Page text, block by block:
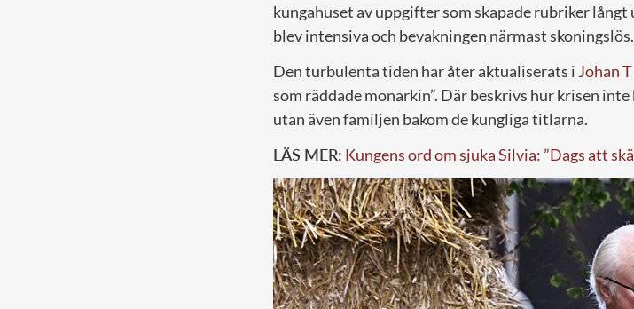
kungahuset av uppgifter som skapade rubriker
blev intensiva och bevakningen närmast skoningslös.
Den turbulenta tiden har åter aktualiserats i Johan
som räddade monarkin”. Där beskrivs hur krisen
utan även familjen bakom de kungliga titlarna.
LÄS MER: Kungens ord om sjuka Silvia: ”Dags att